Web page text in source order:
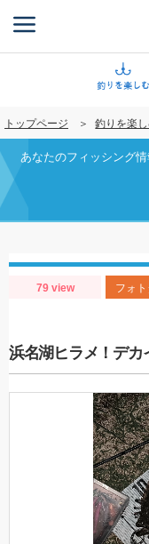
ン
に
移
動
釣りを楽しむ
トップページ 釣りを楽
あなたのフィッシング
79 view フォ
浜名湖ヒラメ！デカ